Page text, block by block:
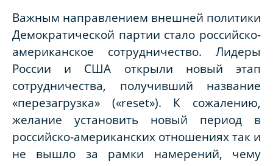
Важным направлением внешней политики
Демократической партии стало российско-
американское сотрудничество. Лидеры
России и США открыли новый этап
сотрудничества, получивший название
«перезагрузка» («reset»). К сожалению,
желание установить новый период в
российско-американских отношениях так и
не вышло за рамки намерений, чему